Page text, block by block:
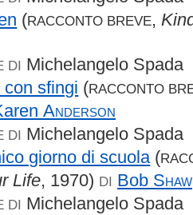
(RACCONTO BREVE,
DI Michelangelo Spada
sfingi (RACCONTO
Anderson
DI Michelangelo Spada
giorno di scuola (
Life, 1970) DI Bob Shaw
DI Michelangelo Spada